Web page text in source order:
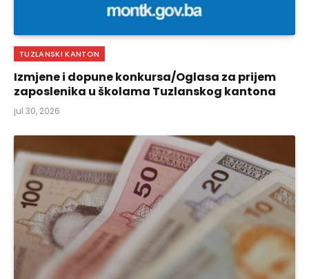
TUZLANSKI KANTON
Izmjene i dopune konkursa/Oglasa za prijem
zaposlenika u školama Tuzlanskog kantona
jul 30, 2026